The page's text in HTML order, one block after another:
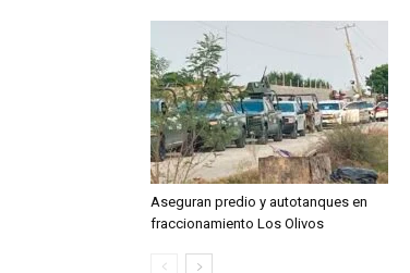
Aseguran predio y autotanques en
fraccionamiento Los Olivos